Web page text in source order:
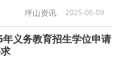
坪山资讯 2025-06-09
义务教育招生学位申请